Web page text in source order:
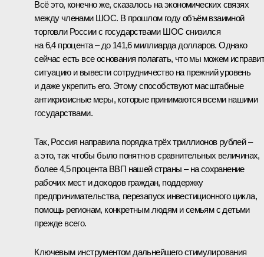
Всё это, конечно же, сказалось на экономических связях
между членами ШОС. В прошлом году объём взаимной
торговли России с государствами ШОС снизился
на 6,4 процента – до 141,6 миллиарда долларов. Однако
сейчас есть все основания полагать, что мы можем
ситуацию и вывести сотрудничество на прежний уровень
и даже укрепить его. Этому способствуют масштабные
антикризисные меры, которые принимаются всеми нашими
государствами.
Так, Россия направила порядка трёх триллионов рублей –
а это, так чтобы было понятно в сравнительных величинах,
более 4,5 процента ВВП нашей страны – на сохранение
рабочих мест и доходов граждан, поддержку
предпринимательства, перезапуск инвестиционного цикла,
помощь регионам, конкретным людям и семьям с детьми
прежде всего.
Ключевым инструментом дальнейшего стимулирования